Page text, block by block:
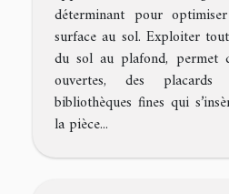
déterminant pour
surface au sol. Exploiter
du sol au plafond, permet
ouvertes, des
bibliothèques fines qui
la pièce...